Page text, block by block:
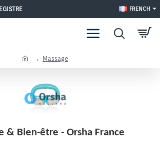
FRENCH
Massage
& Bien-être - Orsha France